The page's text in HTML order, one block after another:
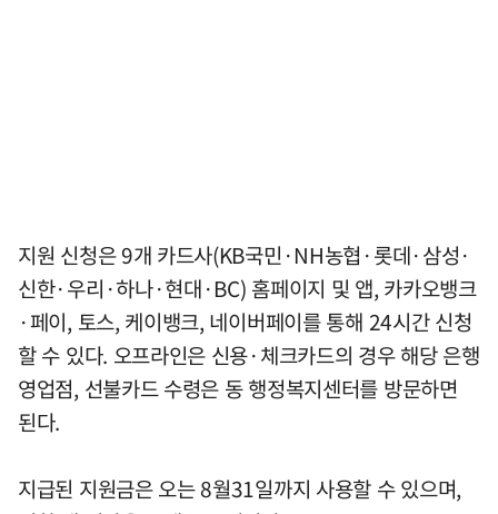
지원 신청은 9개 카드사(KB국민·NH농협·롯데·삼성·
신한·우리·하나·현대·BC) 홈페이지 및 앱, 카카오뱅크
·페이, 토스, 케이뱅크, 네이버페이를 통해 24시간 신청
할 수 있다. 오프라인은 신용·체크카드의 경우 해당 은행
영업점, 선불카드 수령은 동 행정복지센터를 방문하면
된다.
지급된 지원금은 오는 8월31일까지 사용할 수 있으며,